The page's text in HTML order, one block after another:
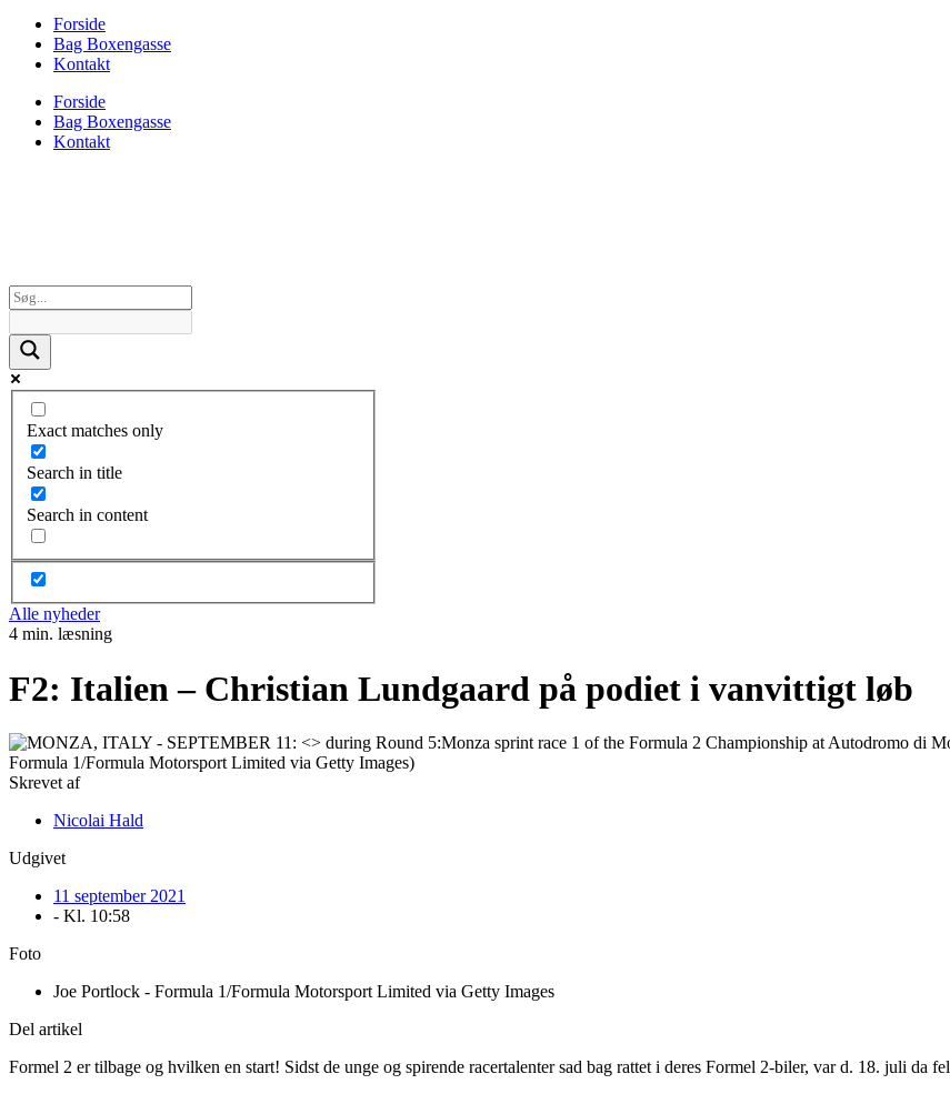
Forside
Bag Boxengasse
Kontakt
Forside
Bag Boxengasse
Kontakt
Exact matches only
Search in title
Search in content
Alle nyheder
4 min. læsning
F2: Italien – Christian Lundgaard på podiet i vanvittigt løb
Skrevet af
Nicolai Hald
Udgivet
11 september 2021
- Kl. 10:58
Foto
Joe Portlock - Formula 1/Formula Motorsport Limited via Getty Images
Del artikel
Formel 2 er tilbage og hvilken en start! Sidst de unge og spirende racertalenter sad bag rattet i deres Formel 2-biler, var d. 18. juli da